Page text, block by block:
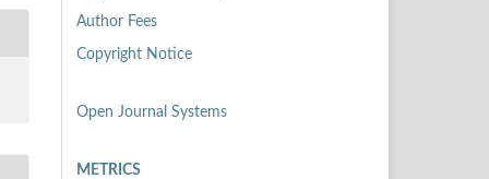
Author Fees
Copyright Notice
Open Journal Systems
METRICS